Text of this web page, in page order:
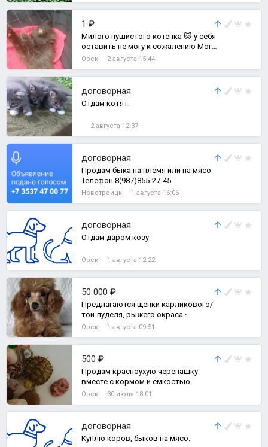
1 ₽
Милого пушистого котенка 🐱 у себя
оставить не могу к сожалению Могу
привезти
Орск 2 августа 15:44
договорная
Отдам котят.
2 августа 12:37
договорная
Продам быка на племя или на мясо
Телефон 8(987)855-27-45
Новотроицк 1 августа 16:06
договорная
Отдам даром козу
Орск 1 августа 12:22
50 000 ₽
Предлагаются щенки карликового/
той-пуделя, рыжего окраса ·
Документы РКФ · Клеймо ·
Орск 1 августа 09:51
500 ₽
Продам красноухую черепашку
вместе с кормом и ёмкостью.
Орск 30 июля 18:01
договорная
Куплю коров, быков на мясо.